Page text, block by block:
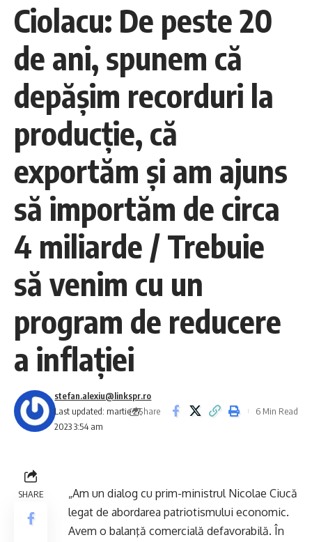
Ciolacu: De peste 20
de ani, spunem că
depăşim recorduri la
producţie, că
exportăm şi am ajuns
să importăm de circa
4 miliarde / Trebuie
să venim cu un
program de reducere
a inflaţiei
Last updated: martie 27,
2023 3:54 am
stefan.alexiu@linkspr.ro
Share
6 Min Read
SHARE
„Am un dialog cu prim-ministrul Nicolae Ciucă
legat de abordarea patriotismului economic.
Avem o balanţă comercială defavorabilă. În